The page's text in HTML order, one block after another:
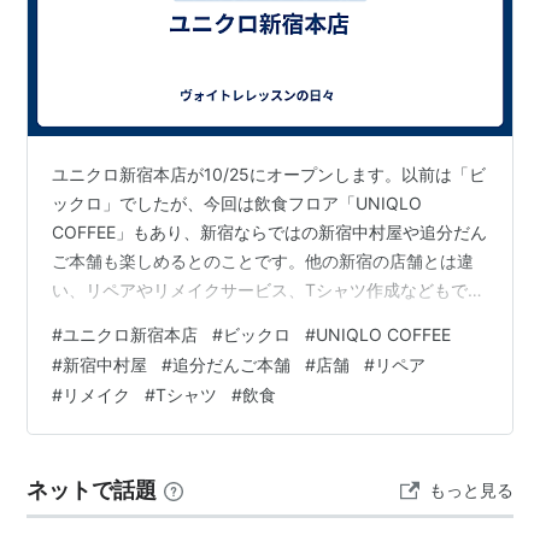
たビックロオリジナルのもの。
ファンタスティック・プラスティック・マシーンの田中
知之がプロデュース。
CMでは水木一郎さんがボーカルを務める。
ユニクロ新宿本店が10/25にオープンします。以前は「ビ
ックロ」でしたが、今回は飲食フロア「UNIQLO
COFFEE」もあり、新宿ならではの新宿中村屋や追分だん
ご本舗も楽しめるとのことです。他の新宿の店舗とは違
い、リペアやリメイクサービス、Tシャツ作成などもでき
#ユニクロ新宿本店 #ビックロ #UNIQLO COFFEE
#新宿中村屋 #追分だんご本舗 #店舗 #リペア
#リメイク #Tシャツ #飲食
ネットで話題 もっと見る